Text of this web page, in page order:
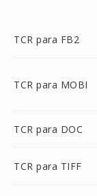
TCR para FB2
TCR para MOBI
TCR para DOC
TCR para TIFF